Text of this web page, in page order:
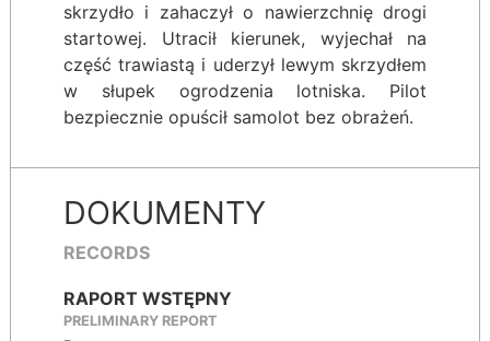
skrzydło i zahaczył o nawierzchnię drogi
startowej. Utracił kierunek, wyjechał na
część trawiastą i uderzył lewym skrzydłem
w słupek ogrodzenia lotniska. Pilot
bezpiecznie opuścił samolot bez obrażeń.
DOKUMENTY
RECORDS
RAPORT WSTĘPNY
PRELIMINARY REPORT